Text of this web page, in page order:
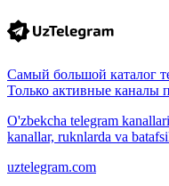
Самый большой каталог
Только активные каналы
O'zbekcha telegram
kanallar, ruknlarda va
uztelegram.com